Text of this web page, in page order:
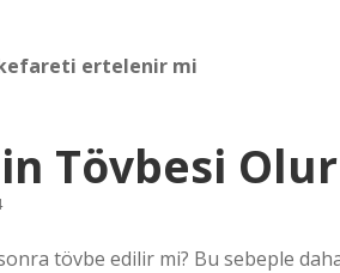
ertelenir mi
Tövbesi
tövbe edilir mi? Bu sebeple